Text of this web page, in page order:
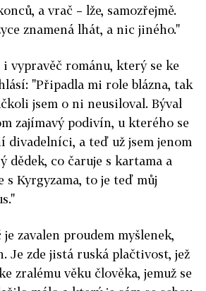
a vrač – lže, samozřejmě.
znamená lhát, a nic jiného."
i vypravěč románu, který se ke
"Připadla mi role blázna, tak
jsem o ni neusiloval. Býval
zajímavý podivín, u kterého se
divadelníci, a teď už jsem jenom
dědek, co čaruje s kartama a
s Kyrgyzama, to je teď můj
zavalen proudem myšlenek,
Je zde jistá ruská plačtivost, jež
zralému věku člověka, jemuž se